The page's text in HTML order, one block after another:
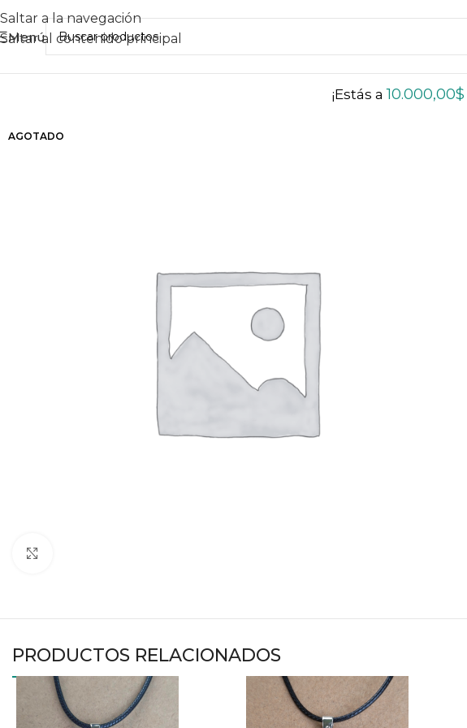
Saltar a la navegación
Saltar al contenido principal
Menú
¡Estás a10.000,00$
AGOTADO
PRODUCTOS RELACIONADOS